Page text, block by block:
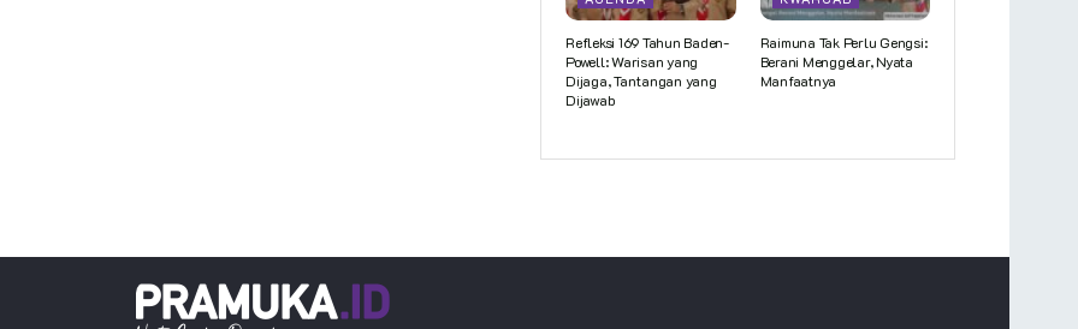
Refleksi 169 Tahun Baden-
Powell: Warisan yang
Dijaga, Tantangan yang
Dijawab
Raimuna Tak Perlu Gengsi:
Berani Menggelar, Nyata
Manfaatnya